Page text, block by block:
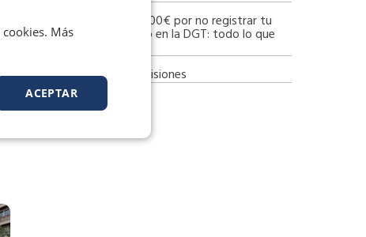
Multa de hasta 800€ por no registrar tu
patinete eléctrico en la DGT: todo lo que
Zona de Bajas Emisiones
Más
ACEPTAR